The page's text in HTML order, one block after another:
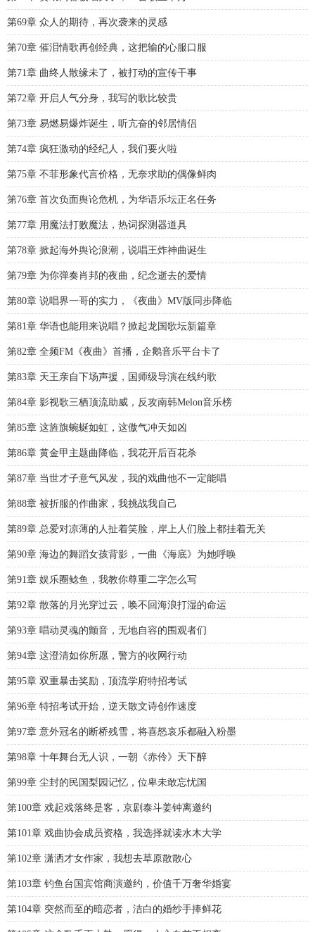
第69章 众人的期待，再次袭来的灵感
第70章 催泪情歌再创经典，这把输的心服口服
第71章 曲终人散缘未了，被打动的宣传干事
第72章 开启人气分身，我写的歌比较贵
第73章 易燃易爆炸诞生，听亢奋的邻居情侣
第74章 疯狂激动的经纪人，我们要火啦
第75章 不菲形象代言价格，无奈求助的偶像鲜肉
第76章 首次负面舆论危机，为华语乐坛正名任务
第77章 用魔法打败魔法，热词探测器道具
第78章 掀起海外舆论浪潮，说唱王炸神曲诞生
第79章 为你弹奏肖邦的夜曲，纪念逝去的爱情
第80章 说唱界一哥的实力，《夜曲》MV版同步降临
第81章 华语也能用来说唱？掀起龙国歌坛新篇章
第82章 全频FM《夜曲》首播，企鹅音乐平台卡了
第83章 天王亲自下场声援，国师级导演在线约歌
第84章 影视歌三栖顶流助威，反攻南韩Melon音乐榜
第85章 这旌旗蜿蜒如虹，这傲气冲天如凶
第86章 黄金甲主题曲降临，我花开后百花杀
第87章 当世才子意气风发，我的戏曲他不一定能唱
第88章 被折服的作曲家，我挑战我自己
第89章 总爱对凉薄的人扯着笑脸，岸上人们脸上都挂着无关
第90章 海边的舞蹈女孩背影，一曲《海底》为她呼唤
第91章 娱乐圈鲶鱼，我教你尊重二字怎么写
第92章 散落的月光穿过云，唤不回海浪打湿的命运
第93章 唱动灵魂的颤音，无地自容的围观者们
第94章 这澄清如你所愿，警方的收网行动
第95章 双重暴击奖励，顶流学府特招考试
第96章 特招考试开始，逆天散文诗创作速度
第97章 意外冠名的断桥残雪，将喜怒哀乐都融入粉墨
第98章 十年舞台无人识，一朝《赤伶》天下醉
第99章 尘封的民国梨园记忆，位卑未敢忘忧国
第100章 戏起戏落终是客，京剧泰斗姜钟离邀约
第101章 戏曲协会成员资格，我选择就读水木大学
第102章 潇洒才女作家，我想去草原散散心
第103章 钓鱼台国宾馆商演邀约，价值千万奢华婚宴
第104章 突然而至的暗恋者，洁白的婚纱手捧鲜花